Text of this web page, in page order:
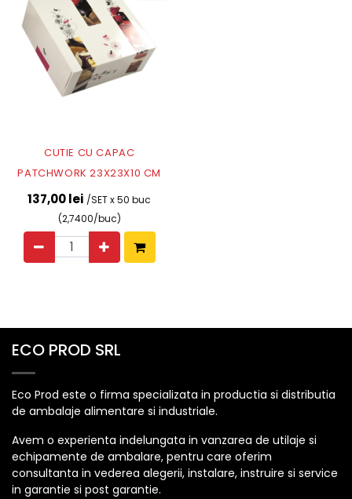
CUTIE CU CAPAC
PATCHWORK 23X23X10 CM
137,00 lei /SET x 50 buc
(2,7400/buc)
ECO PROD SRL
Eco Prod este o firma specializata in productia si distributia
de ambalaje alimentare si industriale.
Avem o experienta indelungata in vanzarea de utilaje si
echipamente de ambalare, pentru care oferim
consultanta in vederea alegerii, instalare, instruire si service
in garantie si post garantie.